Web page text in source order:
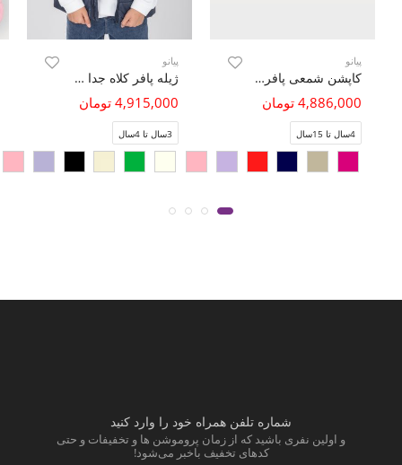
پیانو
کاپشن شمعی پافر بلند
4,886,000 تومان
4سال تا 15سال
پیانو
ژیله پافر کلاه جدا شونده
4,915,000 تومان
3سال تا 4سال
شماره تلفن همراه خود را وارد کنید
و اولین نفری باشید که از زمان پروموشن ها و تخفیفات و حتی
کدهای تخفیف باخبر می‌شود!